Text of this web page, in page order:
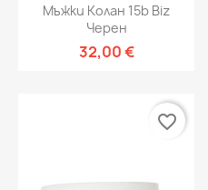
Мъжки Колан 15b Biz
Черен
32,00 €
favorite_border